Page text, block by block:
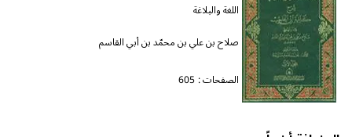
اللغة والبلاغة
صلاح بن علي بن محمّد بن أبي القاسم
الصفحات : 605